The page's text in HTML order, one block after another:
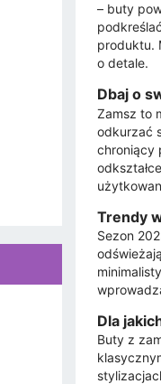
– buty
produktu.
o detale.
Dbaj o
Zamsz to
odkurzać
chroniący
Trendy
Sezon
Dla
Buty z